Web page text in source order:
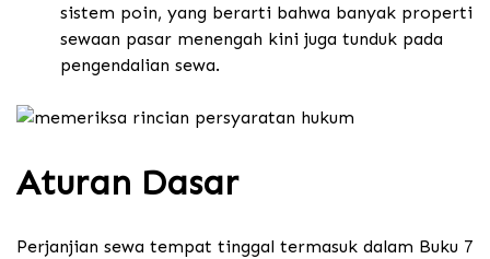
sistem poin, yang berarti bahwa banyak properti
sewaan pasar menengah kini juga tunduk pada
pengendalian sewa.
Aturan Dasar
Perjanjian sewa tempat tinggal termasuk dalam Buku 7